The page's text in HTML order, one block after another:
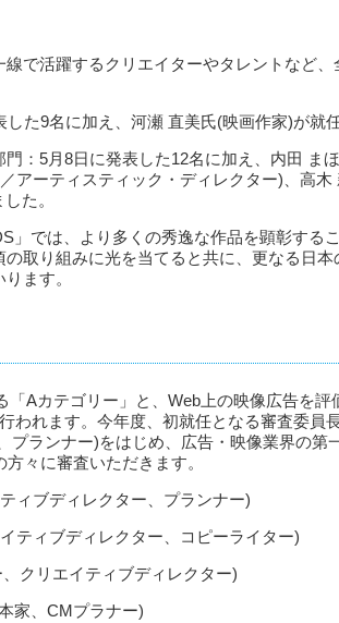
で活躍するクリエイターやタレントなど、
た9名に加え、河瀬 直美氏(映画作家)が就任
：5月8日に発表した12名に加え、内田 ま
アーティスティック・ディレクター)、高木
た。
」では、より多くの秀逸な作品を顕彰する
取り組みに光を当てると共に、更なる日本
ます。
Aカテゴリー」と、Web上の映像広告を評
われます。今年度、初就任となる審査委員
プランナー)をはじめ、広告・映像業界の第
々に審査いただきます。
ィブディレクター、プランナー)
ティブディレクター、コピーライター)
クリエイティブディレクター)
家、CMプラナー)